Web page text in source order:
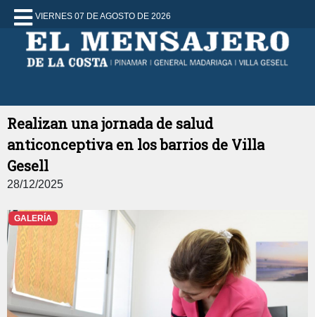
VIERNES 07 DE AGOSTO DE 2026
Realizan una jornada de salud
anticonceptiva en los barrios de Villa
Gesell
28/12/2025
GALERÍA